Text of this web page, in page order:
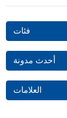
فئات
أحدث مدونة
العلامات